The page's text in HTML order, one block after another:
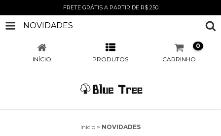
FRETE GRÁTIS A PARTIR DE R$ 250
NOVIDADES
INÍCIO PRODUTOS CARRINHO
0
Início > NOVIDADES